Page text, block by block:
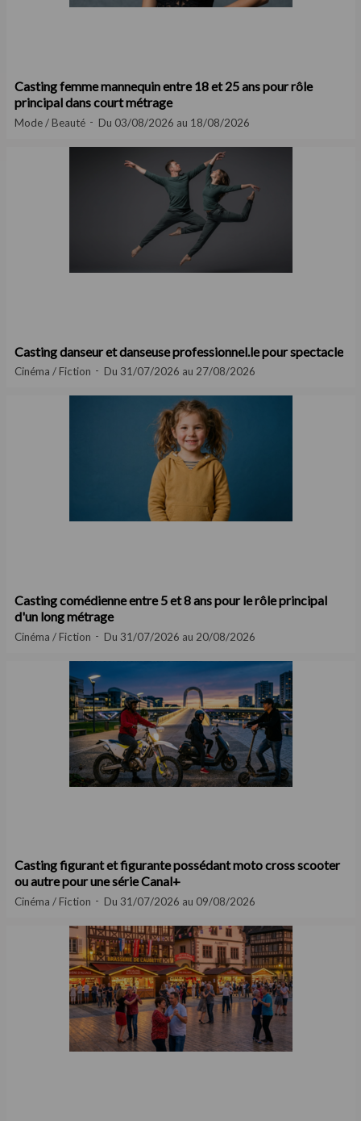
Casting femme mannequin entre 18 et 25 ans pour rôle
principal dans court métrage
Mode / Beauté Du 03/08/2026 au 18/08/2026
Casting danseur et danseuse professionnel.le pour spectacle
Cinéma / Fiction Du 31/07/2026 au 27/08/2026
Casting comédienne entre 5 et 8 ans pour le rôle principal
d'un long métrage
Cinéma / Fiction Du 31/07/2026 au 20/08/2026
Casting figurant et figurante possédant moto cross scooter
ou autre pour une série Canal+
Cinéma / Fiction Du 31/07/2026 au 09/08/2026